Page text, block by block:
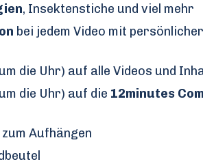
, Insektenstiche und viel mehr
bei jedem Video mit
die Uhr) auf alle Videos und
die Uhr) auf die 12minutes
Aufhängen